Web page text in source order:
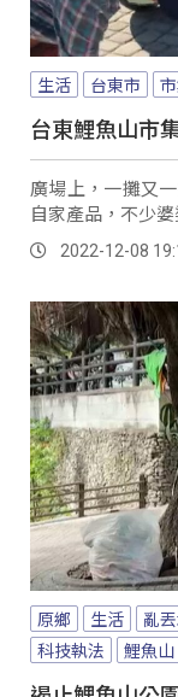
生活 台東市
台東鯉魚山市
廣場上，一攤又
自家產品，不少
2022-12-08
原鄉 生活 亂
科技執法
鯉魚山